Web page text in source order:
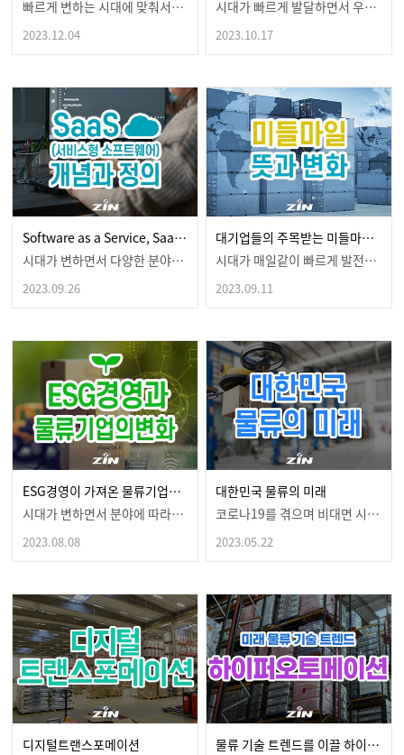
빠르게 변하는 시대에 맞춰서다양한 기능들을 탑재한 것들…
2023.12.04
시대가 빠르게 발달하면서 우리 삶을더욱 편하게, 윤택하…
2023.10.17
Software as a Service, SaaS 뜻? 개념 및 정의 알아보자!
시대가 변하면서 다양한 분야들이디지털화 되어가고 있다는…
2023.09.26
대기업들의 주목받는 미들마일 뜻 그리고 변화
시대가 매일같이 빠르게 발전하면서 새로운 경제 용어는 …
2023.09.11
ESG경영이 가져온 물류기업의 변화 어떤 영향이 있을까?
시대가 변하면서 분야에 따라변화되는 모습을 볼 수 있습…
2023.08.08
대한민국 물류의 미래
코로나19를 겪으며 비대면 시대가 오게되면서우리의 일상…
2023.05.22
디지털트랜스포메이션
물류 기술 트렌드를 이끌 하이퍼오토메이션에 대해